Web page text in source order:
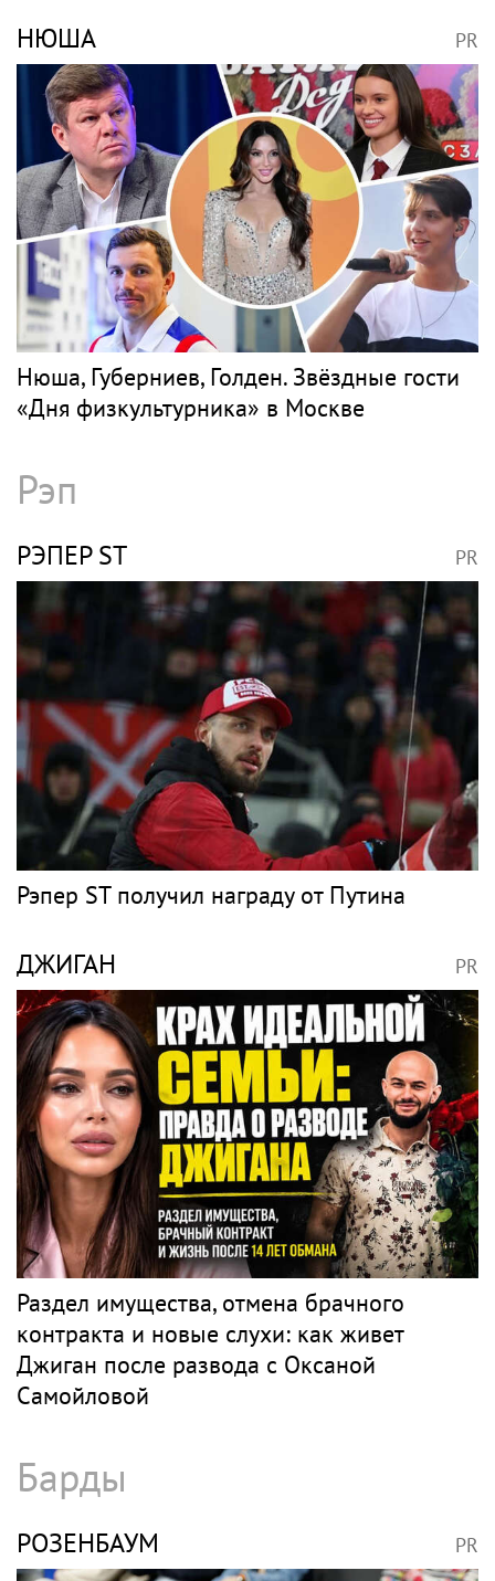
НЮША PR
Нюша, Губерниев, Голден. Звёздные гости
«Дня физкультурника» в Москве
Рэп
РЭПЕР ST PR
Рэпер ST получил награду от Путина
ДЖИГАН PR
Раздел имущества, отмена брачного
контракта и новые слухи: как живет
Джиган после развода с Оксаной
Самойловой
Барды
РОЗЕНБАУМ PR